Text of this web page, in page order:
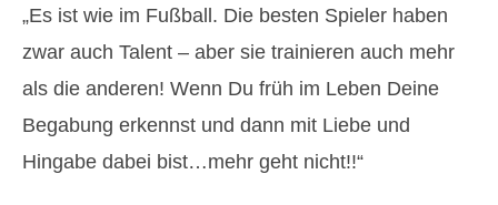
„Es ist wie im Fußball. Die besten Spieler haben
zwar auch Talent – aber sie trainieren auch mehr
als die anderen! Wenn Du früh im Leben Deine
Begabung erkennst und dann mit Liebe und
Hingabe dabei bist…mehr geht nicht!!“